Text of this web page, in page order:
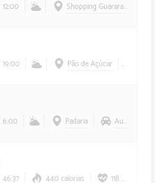
12:00 Shopping Guararapes
19:00 Pão de Açúcar
6:00 Padaria Aurélio
46:37 440 calorias 118 bpm